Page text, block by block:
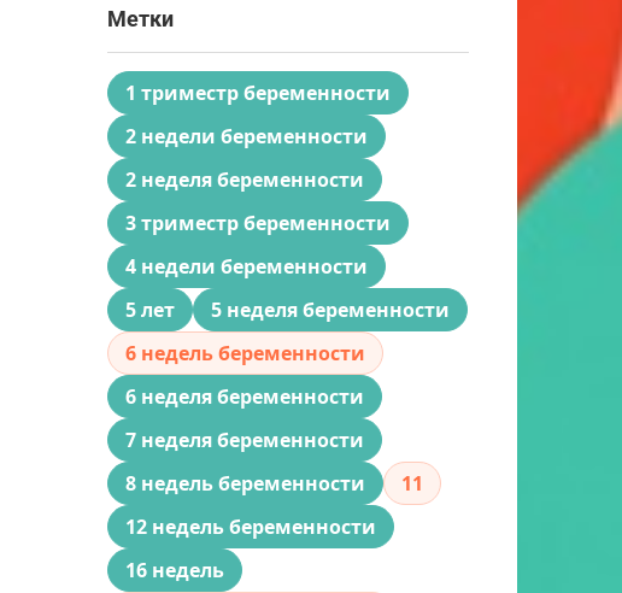
Метки
1 триместр беременности
2 недели беременности
2 неделя беременности
3 триместр беременности
4 недели беременности
5 лет
5 неделя беременности
6 недель беременности
6 неделя беременности
7 неделя беременности
8 недель беременности
11
12 недель беременности
16 недель